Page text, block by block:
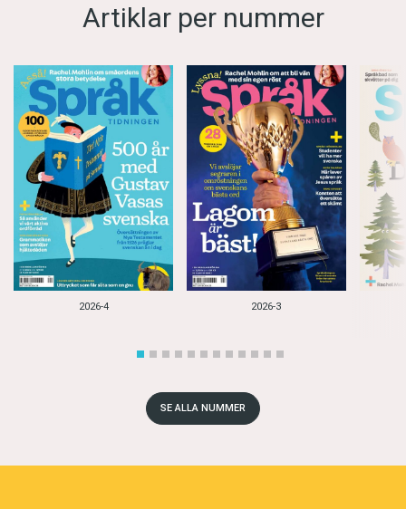
Artiklar per nummer
2026-4 2026-3
SE ALLA NUMMER